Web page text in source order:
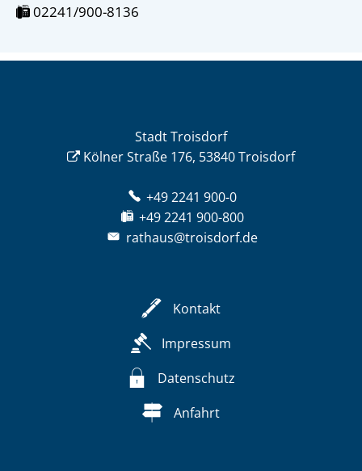
02241/900-8136
Stadt Troisdorf
Kölner Straße 176, 53840 Troisdorf
+49 2241 900-0
+49 2241 900-800
rathaus@troisdorf.de
Kontakt
Impressum
Datenschutz
Anfahrt